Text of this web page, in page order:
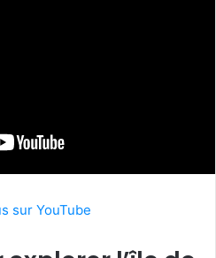
sur YouTube